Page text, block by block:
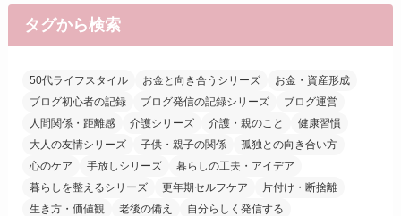
タグから検索
50代ライフスタイル お金と向き合うシリーズ
お金・資産形成
ブログ初心者の記録
ブログ発信の記録シリーズ
ブログ運営
人間関係・距離感
介護シリーズ 介護・親のこと
健康習慣
大人の友情シリーズ
子供・親子の関係
孤独との向き合い方
心のケア
手放しシリーズ
暮らしの工夫・アイデア
暮らしを整えるシリーズ
更年期セルフケア
片付け・断捨離
生き方・価値観
老後の備え
自分らしく発信する